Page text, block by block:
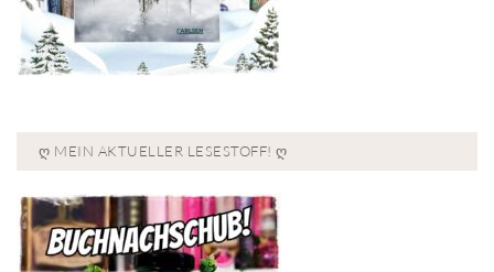
Ღ MEIN AKTUELLER LESESTOFF! Ღ